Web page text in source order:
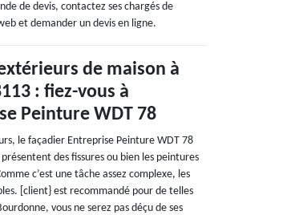
de devis, contactez ses chargés de
et demander un devis en ligne.
de maison à
: fiez-vous à
Peinture WDT 78
le façadier Entreprise Peinture WDT 78
des fissures ou bien les peintures
c’est une tâche assez complexe, les
[client} est recommandé pour de telles
vous ne serez pas déçu de ses